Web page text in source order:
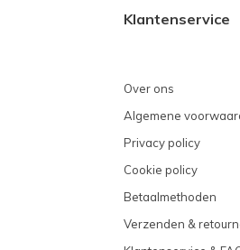
Klantenservice
Over ons
Algemene
Privacy policy
Cookie policy
Betaalmethoden
Verzenden &